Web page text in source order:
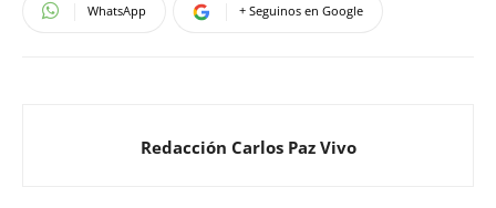
WhatsApp + Seguinos en Google
Redacción Carlos Paz Vivo